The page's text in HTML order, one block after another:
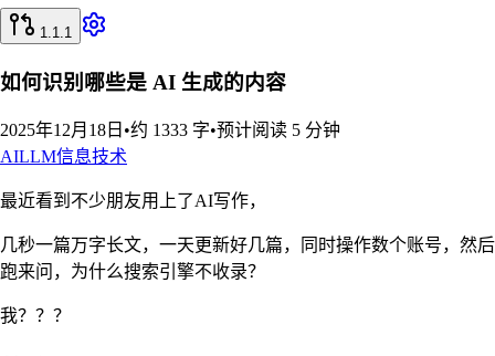
1.1.1
如何识别哪些是 AI 生成的内容
2025年12月18日 •约 1333 字•预计阅读 5 分钟
AILLM信息技术
最近看到不少朋友用上了AI写作，
几秒一篇万字长文，一天更新好几篇，同时操作数个账号，然后
跑来问，为什么搜索引擎不收录？
我？？？